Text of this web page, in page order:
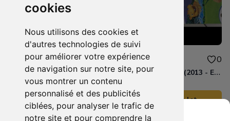
cookies
Nous utilisons des cookies et
d'autres technologies de suivi
pour améliorer votre expérience
de navigation sur notre site, pour
vous montrer un contenu
personnalisé et des publicités
ciblées, pour analyser le trafic de
notre site et pour comprendre la
35.00 € 0
Jeu Robotrick (import Japon) ★NEUF★
Ajouter au lot
15.00 € 0
ATTRAP'SOURIS (2013 - ELEFUN & FRIENDS)
Ajouter au lot